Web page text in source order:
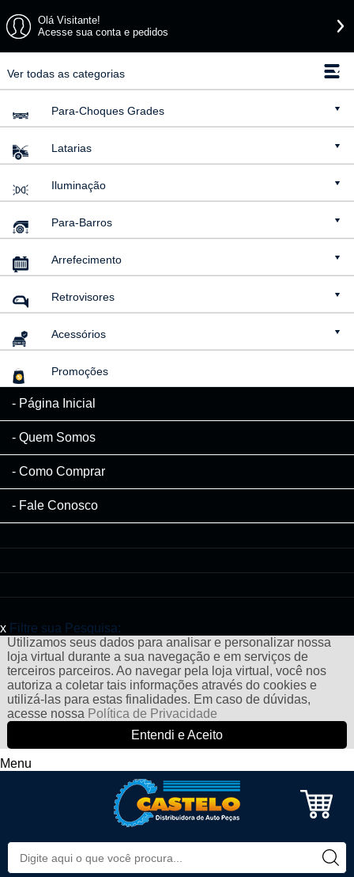
Olá Visitante!
Acesse sua conta e pedidos
Ver todas as categorias
Para-Choques Grades
Latarias
Iluminação
Para-Barros
Arrefecimento
Retrovisores
Acessórios
Promoções
Página Inicial
Quem Somos
Como Comprar
Fale Conosco
x Filtre sua Pesquisa:
Utilizamos seus dados para analisar e personalizar nossa
loja virtual durante a sua navegação e em serviços de
terceiros parceiros. Ao navegar pela loja virtual, você nos
autoriza a coletar tais informações através do cookies e
utilizá-las para estas finalidades. Em caso de dúvidas,
acesse nossa Política de Privacidade
Entendi e Aceito
Menu